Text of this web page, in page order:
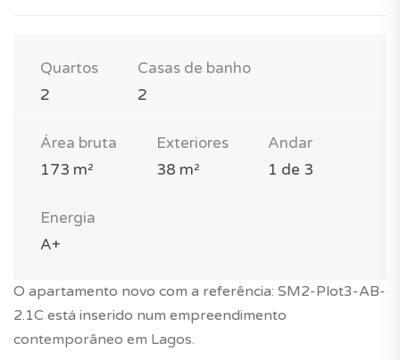
Quartos
2
Casas de banho
2
Área bruta
173 m²
Exteriores
38 m²
Andar
1 de 3
Energia
A+
O apartamento novo com a referência: SM2-Plot3-AB-
2.1C está inserido num empreendimento
contemporâneo em Lagos.